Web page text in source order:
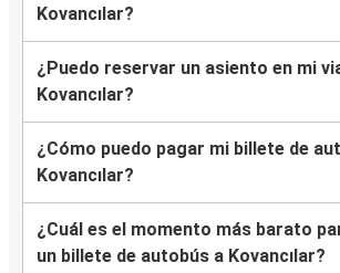
Kovancılar?
¿Puedo reservar un asiento en mi
Kovancılar?
¿Cómo puedo pagar mi billete de
Kovancılar?
¿Cuál es el momento más barato
un billete de autobús a Kovancılar?